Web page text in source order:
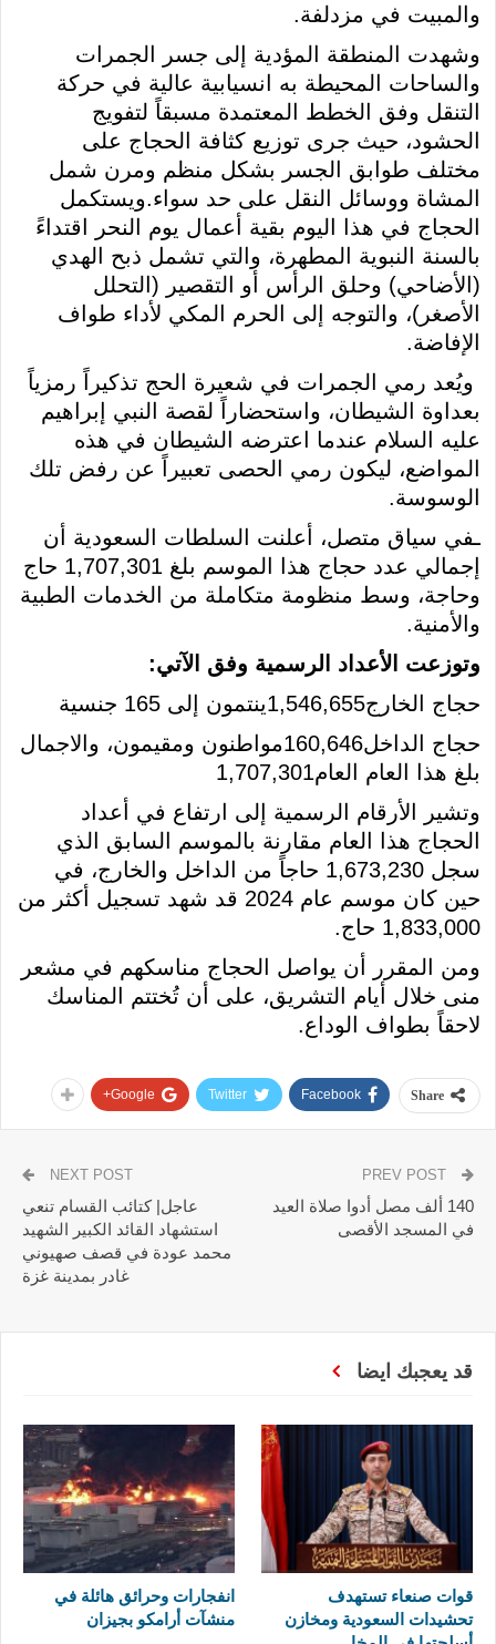
والمبيت في مزدلفة.
وشهدت المنطقة المؤدية إلى جسر الجمرات
والساحات المحيطة به انسيابية عالية في حركة
التنقل وفق الخطط المعتمدة مسبقاً لتفويج
الحشود، حيث جرى توزيع كثافة الحجاج على
مختلف طوابق الجسر بشكل منظم ومرن شمل
المشاة ووسائل النقل على حد سواء.ويستكمل
الحجاج في هذا اليوم بقية أعمال يوم النحر اقتداءً
بالسنة النبوية المطهرة، والتي تشمل ذبح الهدي
(الأضاحي) وحلق الرأس أو التقصير (التحلل
الأصغر)، والتوجه إلى الحرم المكي لأداء طواف
الإفاضة.
ويُعد رمي الجمرات في شعيرة الحج تذكيراً رمزياً
بعداوة الشيطان، واستحضاراً لقصة النبي إبراهيم
عليه السلام عندما اعترضه الشيطان في هذه
المواضع، ليكون رمي الحصى تعبيراً عن رفض تلك
الوسوسة.
ـفي سياق متصل، أعلنت السلطات السعودية أن
إجمالي عدد حجاج هذا الموسم بلغ 1,707,301 حاج
وحاجة، وسط منظومة متكاملة من الخدمات الطبية
والأمنية.
وتوزعت الأعداد الرسمية وفق الآتي:
حجاج الخارج1,546,655ينتمون إلى 165 جنسية
حجاج الداخل160,646مواطنون ومقيمون، والاجمال
بلغ هذا العام العام1,707,301
وتشير الأرقام الرسمية إلى ارتفاع في أعداد
الحجاج هذا العام مقارنة بالموسم السابق الذي
سجل 1,673,230 حاجاً من الداخل والخارج، في
حين كان موسم عام 2024 قد شهد تسجيل أكثر من
1,833,000 حاج.
ومن المقرر أن يواصل الحجاج مناسكهم في مشعر
منى خلال أيام التشريق، على أن تُختتم المناسك
لاحقاً بطواف الوداع.
Share
Facebook
Twitter
Google+
140 ألف مصل أدوا صلاة العيد
في المسجد الأقصى
NEXT POST
عاجل| كتائب القسام تنعي
استشهاد القائد الكبير الشهيد
محمد عودة في قصف صهيوني
غادر بمدينة غزة
قد يعجبك ايضا
قوات صنعاء تستهدف
تحشيدات السعودية ومخازن
انفجارات وحرائق هائلة في
منشآت أرامكو بجيزان